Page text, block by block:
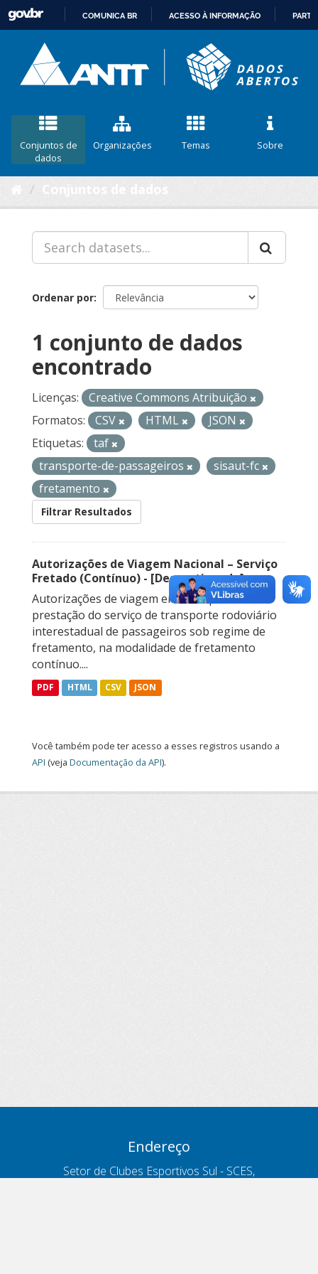
CONTEÚDO
COMUNICA BR ACESSO À INFORMAÇÃO
Conjuntos de
dados
Organizações Temas Sobre
Ordenar por
1 conjunto de dados
encontrado
Licenças:
Creative Commons Atribuição
Formatos:
CSV HTML
JSON
Etiquetas:
taf
transporte-de-passageiros
sisaut-fc
fretamento
Filtrar Resultados
Autorizações de Viagem Nacional – Serviço
Fretado (Contínuo) - [Descontinuado]
Autorizações de viagem emitidas para a
prestação do serviço de transporte rodoviário
interestadual de passageiros sob regime de
fretamento, na modalidade de fretamento
contínuo....
PDF HTML CSV JSON
Você também pode ter acesso a esses registros usando a
API (veja Documentação da API).
Endereço
Setor de Clubes Esportivos Sul - SCES,